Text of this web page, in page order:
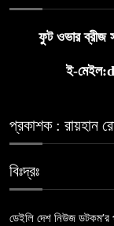
ফুট ওভার ব্রীজ
ই-
প্রকাশক : রায়হান
বিঃদ্রঃ
ডেইলি দেশ নিউজ